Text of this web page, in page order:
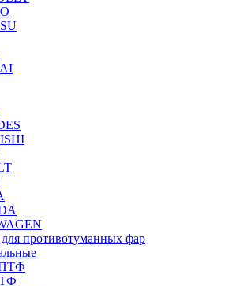
противотуманных фар